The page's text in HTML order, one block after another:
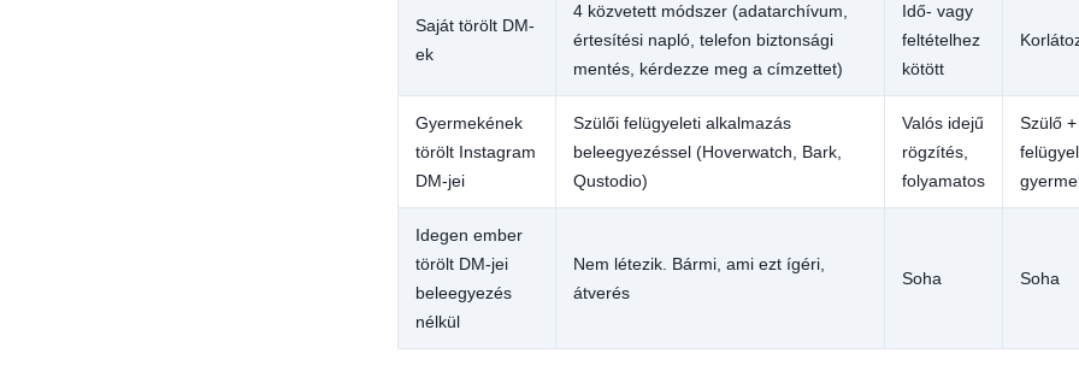
Saját törölt DM-
ek
4 közvetett módszer (adatarchívum,
értesítési napló, telefon biztonsági
mentés, kérdezze meg a címzettet)
Idő- vagy
feltételhez
kötött
Gyermekének
törölt Instagram
DM-jei
Szülői felügyeleti alkalmazás
beleegyezéssel (Hoverwatch, Bark,
Qustodio)
Valós idejű
rögzítés,
folyamatos
Szülő +
Idegen ember
törölt DM-jei
beleegyezés
nélkül
Nem létezik. Bármi, ami ezt ígéri,
átverés
Soha Soha